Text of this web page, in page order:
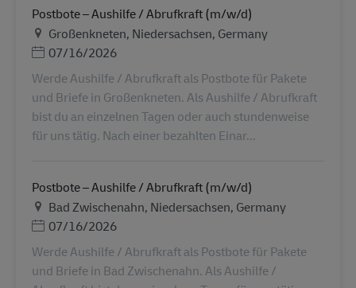
Postbote – Aushilfe / Abrufkraft (m/w/d)
Τοποθεσία
Großenkneten, Niedersachsen, Germany
Ημερομηνία Ανάρτησης
07/16/2026
Werde Aushilfe / Abrufkraft als Postbote für Pakete
und Briefe in Großenkneten. Als Aushilfe / Abrufkraft
bist du an einzelnen Tagen oder auch stundenweise
für uns tätig. Nach einer bezahlten Einar...
Postbote – Aushilfe / Abrufkraft (m/w/d)
Τοποθεσία
Bad Zwischenahn, Niedersachsen, Germany
Ημερομηνία Ανάρτησης
07/16/2026
Werde Aushilfe / Abrufkraft als Postbote für Pakete
und Briefe in Bad Zwischenahn. Als Aushilfe /